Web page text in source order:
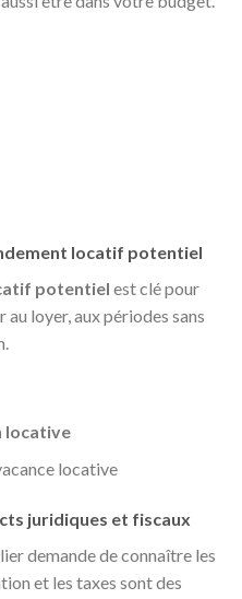
locatif potentiel
potentiel est clé pour
au loyer, aux périodes sans
locative
locative
juridiques et fiscaux
demande de connaître les
et les taxes sont des